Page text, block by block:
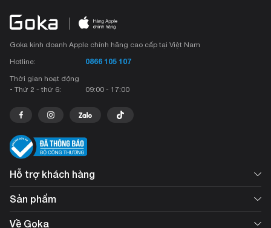
Goka kinh doanh Apple chính hãng cao cấp tại Việt Nam
Hotline:
0866 105 107
Thời gian hoạt động
• Thứ 2 - thứ 6:
09:00 - 17:00
Hỗ trợ khách hàng
Sản phẩm
Về Goka